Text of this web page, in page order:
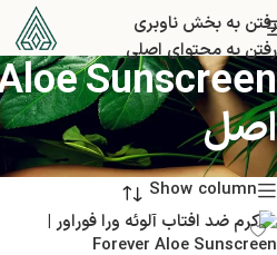
رفتن به بخش ناوبری
رفتن به محتوای اصلی
خرید و فروش ضد
Sunscreen
اصل
Show column